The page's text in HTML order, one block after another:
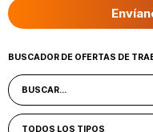
BUSCADOR DE OFERTAS DE